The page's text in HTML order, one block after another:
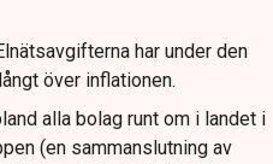
har under den
över inflationen.
alla bolag runt om i landet i
(en sammanslutning av